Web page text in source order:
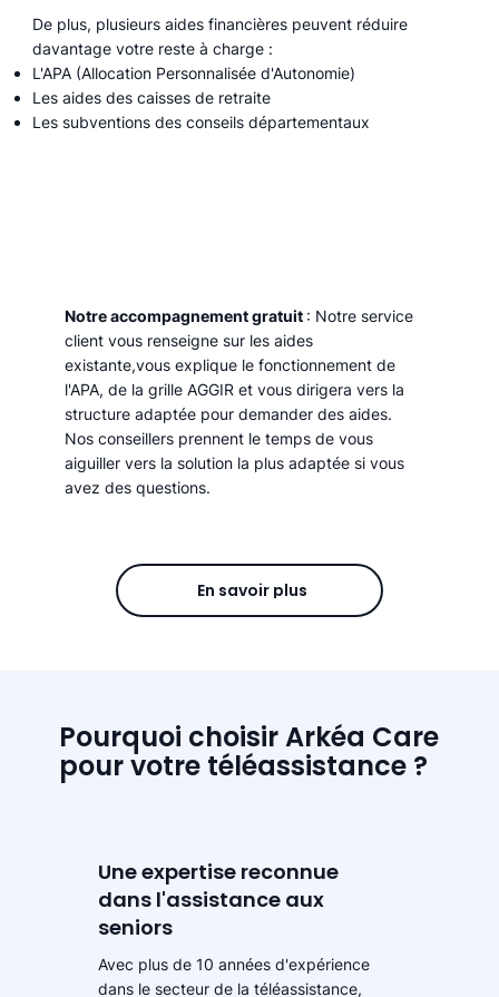
De plus, plusieurs aides financières peuvent réduire
davantage votre reste à charge :
L'APA (Allocation Personnalisée d'Autonomie)
Les aides des caisses de retraite
Les subventions des conseils départementaux
Notre accompagnement gratuit : Notre service
client vous renseigne sur les aides
existante,vous explique le fonctionnement de
l'APA, de la grille AGGIR et vous dirigera vers la
structure adaptée pour demander des aides.
Nos conseillers prennent le temps de vous
aiguiller vers la solution la plus adaptée si vous
avez des questions.
En savoir plus
Pourquoi choisir Arkéa Care
pour votre téléassistance ?
Une expertise reconnue
dans l'assistance aux
seniors
Avec plus de 10 années d'expérience
dans le secteur de la téléassistance,